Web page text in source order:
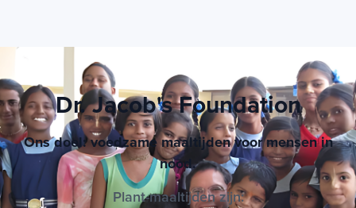
Dr. Jacob's Foundation
Ons doel: voedzame maaltijden voor mensen in
nood.
Plant-maaltijden zijn: